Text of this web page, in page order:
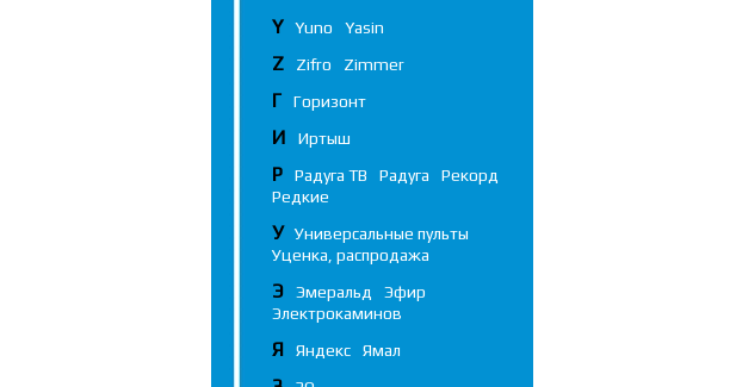
Y Yuno Yasin
Z Zifro Zimmer
Г Горизонт
И Иртыш
Р Радуга ТВ Радуга
Рекорд
Редкие
У
Универсальные пульты
Уценка, распродажа
Э Эмеральд
Эфир
Электрокаминов
Я Яндекс Ямал